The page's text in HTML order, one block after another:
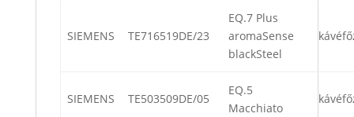
SIEMENS TE716519DE/23
EQ.7 Plus
aromaSense
blackSteel
SIEMENS TE503509DE/05
EQ.5
Macchiato